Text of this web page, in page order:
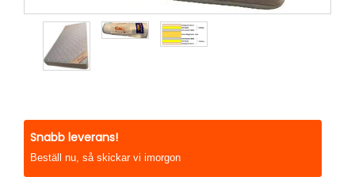
Snabb leverans!
Beställ nu, så skickar vi imorgon